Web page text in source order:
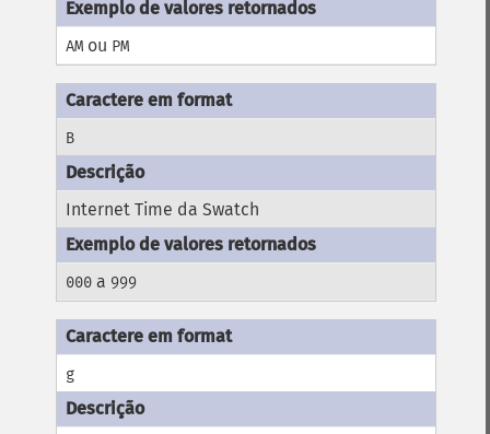
AM ou PM
B
Internet Time da Swatch
000 a 999
g